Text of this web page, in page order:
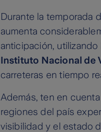
Durante la temporada
aumenta
anticipación,
Instituto Nacional de
carreteras en tiempo
Además, ten en
regiones del país
visibilidad y el estado